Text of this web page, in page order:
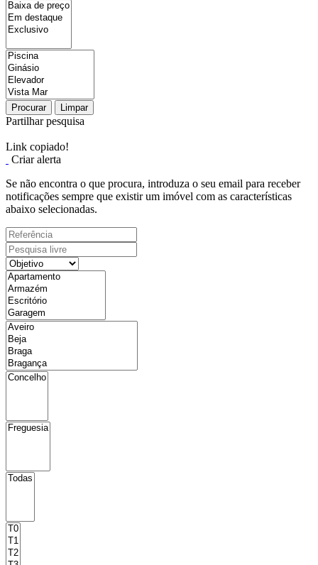
Procurar Limpar
Partilhar pesquisa
Link copiado!
Criar alerta
Se não encontra o que procura, introduza o seu email para receber
notificações sempre que existir um imóvel com as características
abaixo selecionadas.